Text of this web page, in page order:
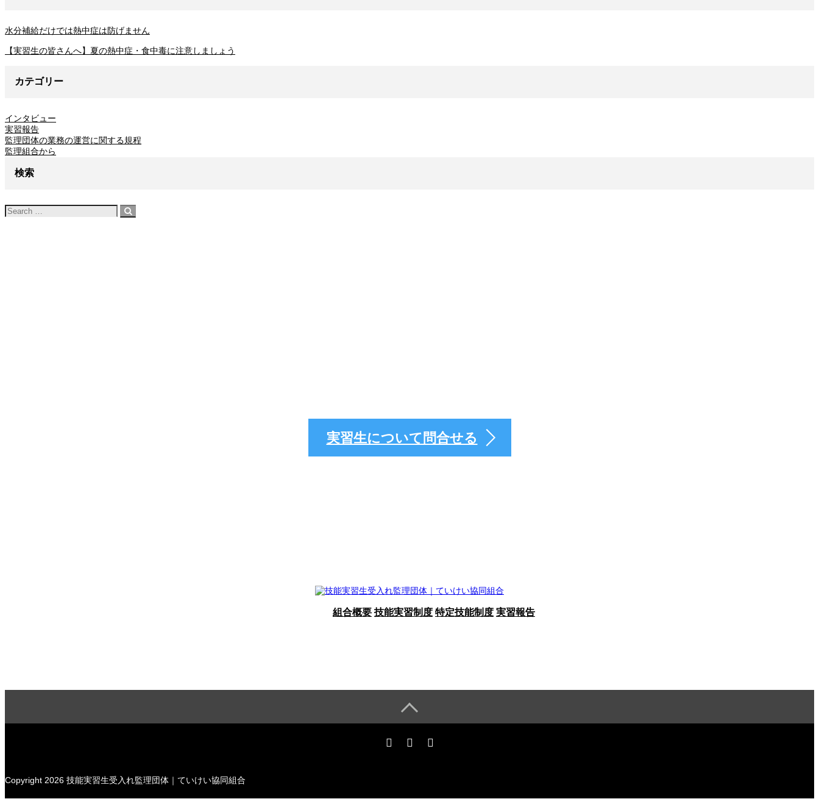
水分補給だけでは熱中症は防げません
【実習生の皆さんへ】夏の熱中症・食中毒に注意しましょう
カテゴリー
インタビュー
実習報告
監理団体の業務の運営に関する規程
監理組合から
検索
実習生について問合せる
組合概要 技能実習制度 特定技能制度 実習報告
Copyright 2026 技能実習生受入れ監理団体｜ていけい協同組合